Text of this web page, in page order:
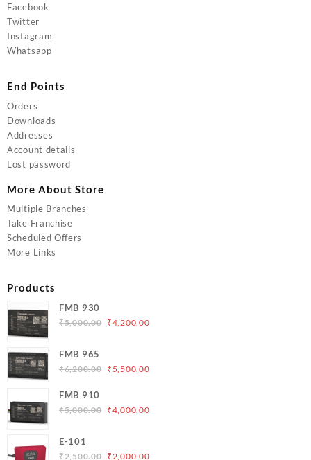
Facebook
Twitter
Instagram
Whatsapp
End Points
Orders
Downloads
Addresses
Account details
Lost password
More About Store
Multiple Branches
Take Franchise
Scheduled Offers
More Links
Products
FMB 930
₹5,000.00 Original
₹5,000.00.
₹4,200.00Current
FMB 965
₹6,200.00 Original
₹6,200.00.
₹ 5,500.00Current
₹5,500.00.
FMB 910
₹5,000.00 Original
₹5,000.00.
₹4,000.00Current
E-101
₹2,500.00 Original
₹2,000.00Current